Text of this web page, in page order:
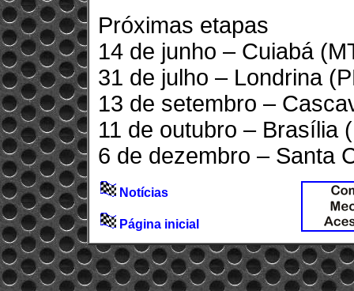
Próximas etapas
14 de junho – Cuiabá
31 de julho – Londrina
13 de setembro –
11 de outubro – Brasília
6 de dezembro – Santa
Notícias
Página inicial